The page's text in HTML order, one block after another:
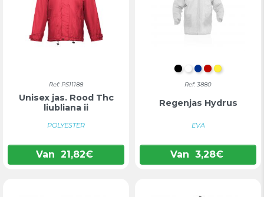
Ref: PS11188
Unisex jas. Rood Thc
liubliana ii
POLYESTER
Van 21,82€
ZWART
WITBLAUW
ROOD
GEEL
Ref: 3880
Regenjas Hydrus
EVA
Van 3,28€